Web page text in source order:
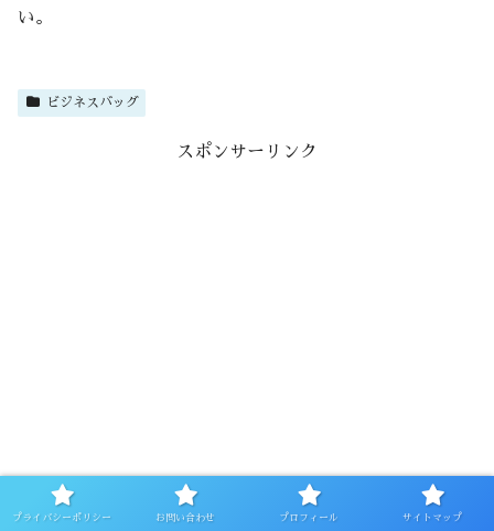
い。
ビジネスバッグ
スポンサーリンク
プライバシーポリシー お問い合わせ プロフィール サイトマップ